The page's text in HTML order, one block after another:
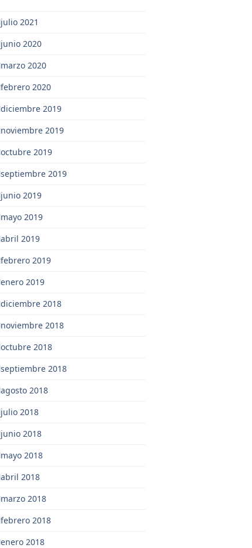
julio 2021
junio 2020
marzo 2020
febrero 2020
diciembre 2019
noviembre 2019
octubre 2019
septiembre 2019
junio 2019
mayo 2019
abril 2019
febrero 2019
enero 2019
diciembre 2018
noviembre 2018
octubre 2018
septiembre 2018
agosto 2018
julio 2018
junio 2018
mayo 2018
abril 2018
marzo 2018
febrero 2018
enero 2018